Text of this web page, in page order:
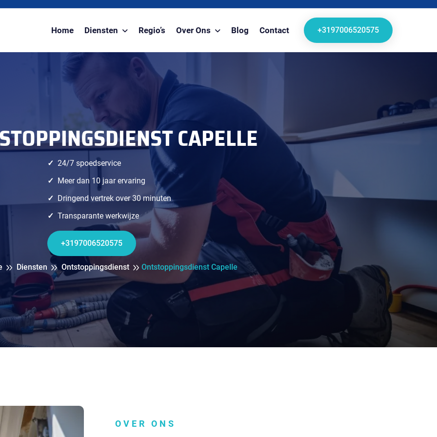
Home Diensten Regio’s Over Ons Blog Contact +3197006520575
CAPELLE
24/7 spoedservice
Meer dan 10 jaar ervaring
Dringend vertrek over 30 minuten
Transparante werkwijze
+3197006520575
Diensten Ontstoppingsdienst Ontstoppingsdienst Capelle
OVER ONS